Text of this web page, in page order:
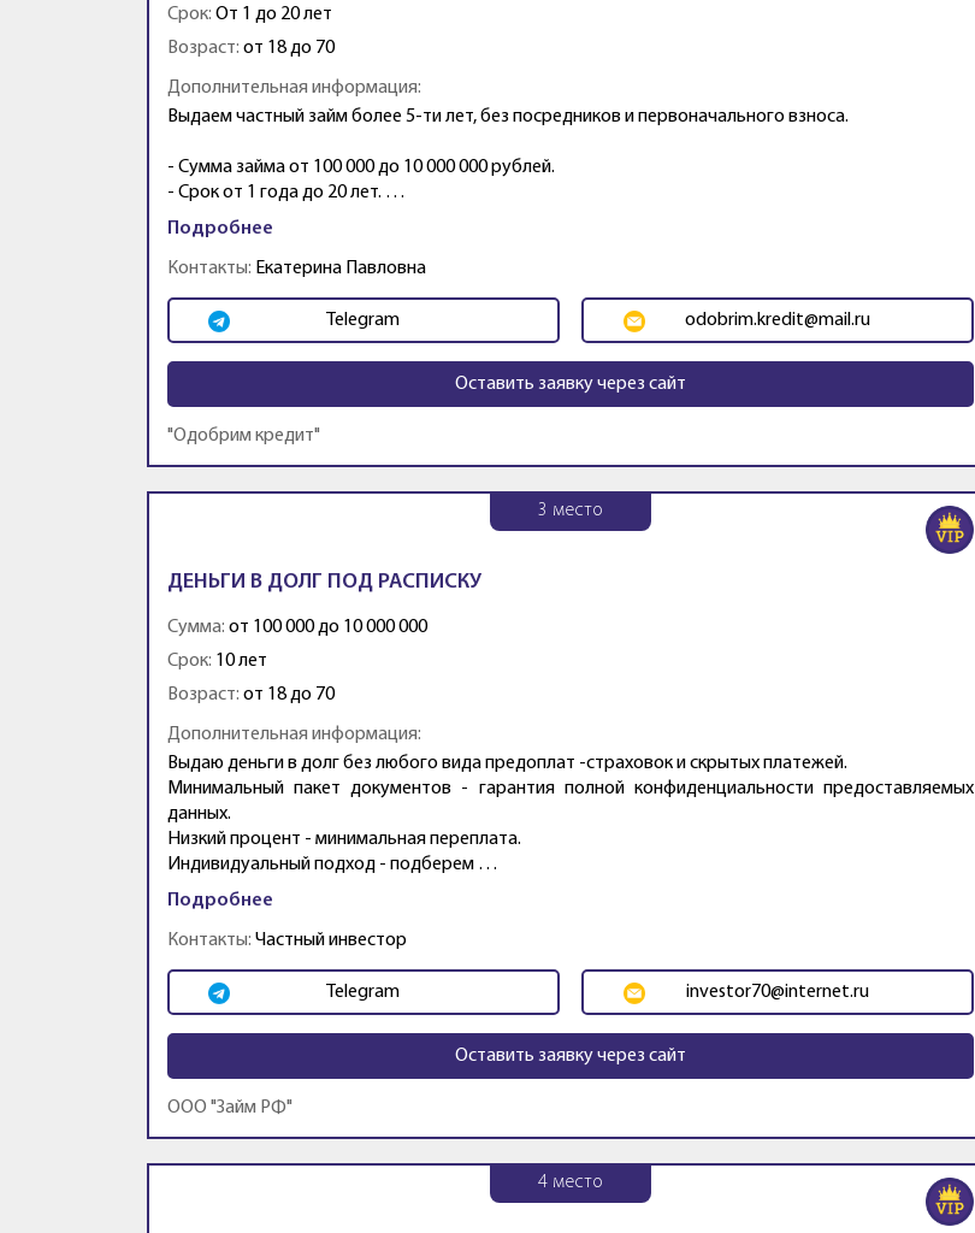
Срок: От 1 до 20 лет
Возраст: от 18 до 70
Дополнительная информация:
Выдаем частный займ более 5-ти лет, без посредников и первоначального взноса.
- Сумма займа от 100 000 до 10 000 000 рублей.
- Срок от 1 года до 20 лет. …
Подробнее
Контакты: Екатерина Павловна
Telegram odobrim.kredit@mail.ru
Оставить заявку через сайт
"Одобрим кредит"
3 место
ДЕНЬГИ В ДОЛГ ПОД РАСПИСКУ
Сумма: от 100 000 до 10 000 000
Срок: 10 лет
Возраст: от 18 до 70
Дополнительная информация:
Выдаю деньги в долг без любого вида предоплат -страховок и скрытых платежей.
Минимальный пакет документов - гарантия полной конфиденциальности предоставляемых
данных.
Низкий процент - минимальная переплата.
Индивидуальный подход - подберем …
Подробнее
Контакты: Частный инвестор
Telegram investor70@internet.ru
Оставить заявку через сайт
ООО "Займ РФ"
4 место